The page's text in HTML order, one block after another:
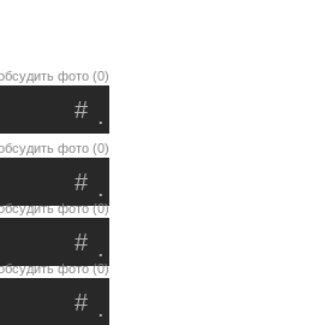
фото (0)
.
#
фото (0)
.
#
фото (0)
.
#
фото (0)
.
#